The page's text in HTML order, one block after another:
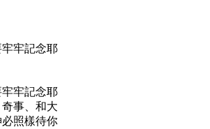
牢記念耶
牢記念耶
事、和大
照樣待你